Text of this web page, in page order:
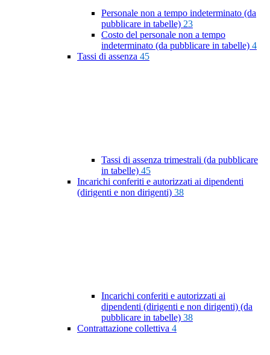
Personale non a tempo indeterminato (da
pubblicare in tabelle) 23
Costo del personale non a tempo
indeterminato (da pubblicare in tabelle) 4
Tassi di assenza 45
Tassi di assenza trimestrali (da pubblicare
in tabelle) 45
Incarichi conferiti e autorizzati ai dipendenti
(dirigenti e non dirigenti) 38
Incarichi conferiti e autorizzati ai
dipendenti (dirigenti e non dirigenti) (da
pubblicare in tabelle) 38
Contrattazione collettiva 4